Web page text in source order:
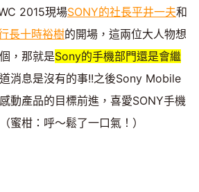
2015現場SONY的社長平井一夫和
長十時裕樹的開場，這兩位大人物想
，那就是Sony的手機部門還是會繼
消息是沒有的事!!之後Sony Mobile
動產品的目標前進，喜愛SONY手機
蜜柑：呼～鬆了一口氣！）